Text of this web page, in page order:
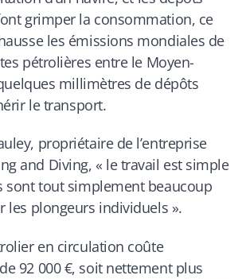
grimper la consommation, ce
les émissions mondiales de
pétrolières entre le Moyen-
millimètres de dépôts
le transport.
propriétaire de l’entreprise
and Diving, « le travail est simple
sont tout simplement beaucoup
les plongeurs individuels ».
en circulation coûte
92 000 €, soit nettement plus